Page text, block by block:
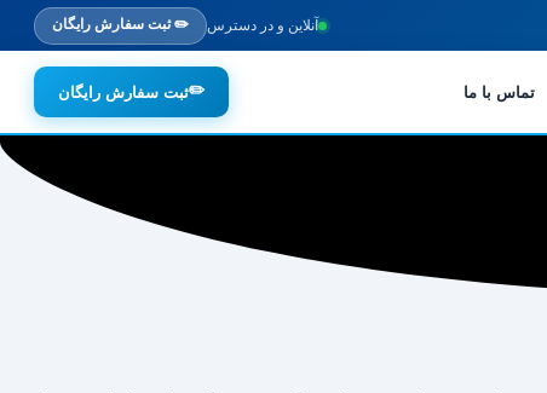
آنلاین و در دسترس ✏️ ثبت سفارش رایگان
تماس با ما ✏️ثبت سفارش رایگان